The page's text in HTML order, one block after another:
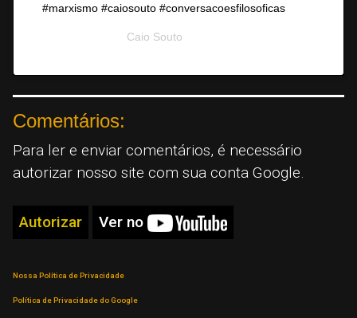
#marxismo #caiosouto #conversacoesfilosoficas
Caio Souto
Comentários:
Para ler e enviar comentários, é necessário
autorizar nosso site com sua conta Google.
Autorizar Ver no
Nossa Política de Privacidade
Política de Privacidade do Google